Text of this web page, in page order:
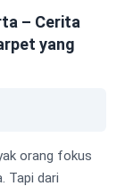
– Cerita
yang
orang fokus
Tapi dari